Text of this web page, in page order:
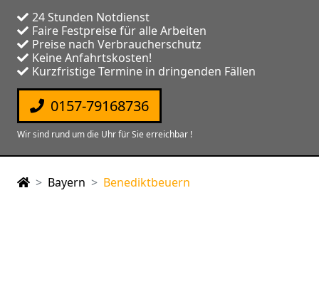
24 Stunden Notdienst
Faire Festpreise für alle Arbeiten
Preise nach Verbraucherschutz
Keine Anfahrtskosten!
Kurzfristige Termine in dringenden Fällen
0157-79168736
Wir sind rund um die Uhr für Sie erreichbar !
Bayern Benediktbeuern